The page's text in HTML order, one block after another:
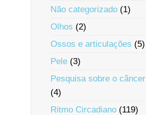
Não categorizado (1)
Olhos (2)
Ossos e articulações (5)
Pele (3)
Pesquisa sobre o câncer
(4)
Ritmo Circadiano (119)